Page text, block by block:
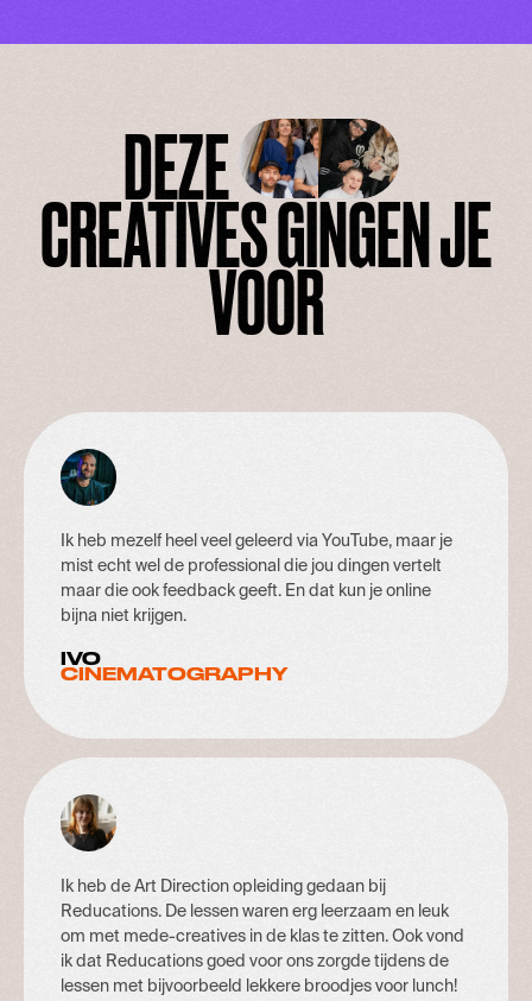
DEZE
CREATIVES GINGEN JE
VOOR
Ik heb mezelf heel veel geleerd via YouTube, maar je
mist echt wel de professional die jou dingen vertelt
maar die ook feedback geeft. En dat kun je online
bijna niet krijgen.
IVO
CINEMATOGRAPHY
Ik heb de Art Direction opleiding gedaan bij
Reducations. De lessen waren erg leerzaam en leuk
om met mede-creatives in de klas te zitten. Ook vond
ik dat Reducations goed voor ons zorgde tijdens de
lessen met bijvoorbeeld lekkere broodjes voor lunch!